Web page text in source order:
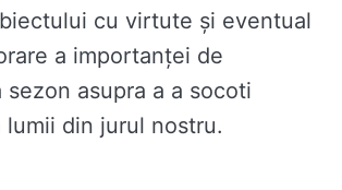
cu virtute și eventual
a importanței de
sezon asupra a a socoti
lumii din jurul nostru.